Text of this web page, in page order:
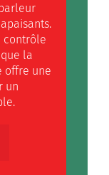
contrôle
la
offre une
un